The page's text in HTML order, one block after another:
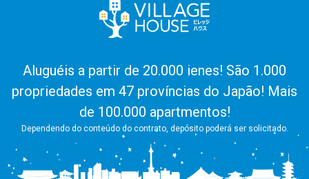
Aluguéis a partir de 20.000 ienes! São 1.000
propriedades em 47 províncias do Japão! Mais
de 100.000 apartmentos!
Dependendo do conteúdo do contrato, depósito poderá ser solicitado.